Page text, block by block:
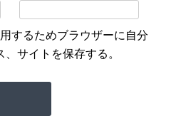
するためブラウザーに自分
サイトを保存する。